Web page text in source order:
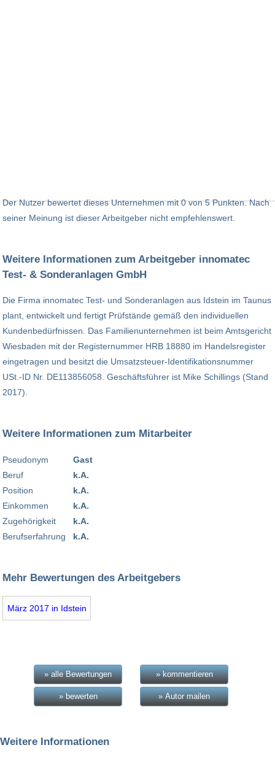
Der Nutzer bewertet dieses Unternehmen mit 0 von 5 Punkten. Nach
seiner Meinung ist dieser Arbeitgeber nicht empfehlenswert.
Weitere Informationen zum Arbeitgeber innomatec
Test- & Sonderanlagen GmbH
Die Firma innomatec Test- und Sonderanlagen aus Idstein im Taunus
plant, entwickelt und fertigt Prüfstände gemäß den individuellen
Kundenbedürfnissen. Das Familienunternehmen ist beim Amtsgericht
Wiesbaden mit der Registernummer HRB 18880 im Handelsregister
eingetragen und besitzt die Umsatzsteuer-Identifikationsnummer
USt.-ID Nr. DE113856058. Geschäftsführer ist Mike Schillings (Stand
2017).
Weitere Informationen zum Mitarbeiter
Pseudonym
Beruf
Position
Einkommen
Zugehörigkeit
Berufserfahrung
Gast
k.A.
k.A.
k.A.
k.A.
k.A.
Mehr Bewertungen des Arbeitgebers
März 2017 in Idstein
» alle Bewertungen » kommentieren
» bewerten » Autor mailen
Weitere Informationen